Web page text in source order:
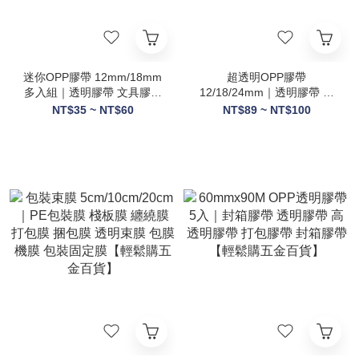
迷你OPP膠帶 12mm/18mm
多入組｜透明膠帶 文具膠帶
封箱膠帶 包裝膠帶 台灣製造
NT$35 ~ NT$60
超透明OPP膠帶
12/18/24mm｜透明膠帶 文
具膠帶 包裝膠帶 封箱膠帶NT$89 ~ NT$100